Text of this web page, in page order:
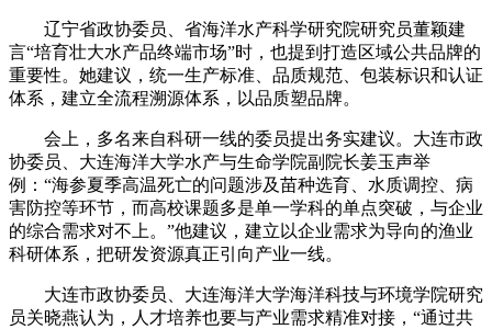
辽宁省政协委员、省海洋水产科学研究院研究员董颖建
言“培育壮大水产品终端市场”时，也提到打造区域公共品牌的
重要性。她建议，统一生产标准、品质规范、包装标识和认证
体系，建立全流程溯源体系，以品质塑品牌。
会上，多名来自科研一线的委员提出务实建议。大连市政
协委员、大连海洋大学水产与生命学院副院长姜玉声举
例：“海参夏季高温死亡的问题涉及苗种选育、水质调控、病
害防控等环节，而高校课题多是单一学科的单点突破，与企业
的综合需求对不上。”他建议，建立以企业需求为导向的渔业
科研体系，把研发资源真正引向产业一线。
大连市政协委员、大连海洋大学海洋科技与环境学院研究
员关晓燕认为，人才培养也要与产业需求精准对接，“通过共